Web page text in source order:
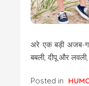
अरे एक बड़ी अजब-
बबली, दीपू और
Posted in